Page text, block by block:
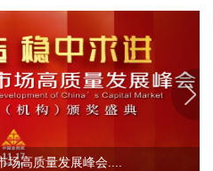
，公司没有液冷装备、数据中心
。
国电子与中信集团签署战略合作
场高质量发展峰会....